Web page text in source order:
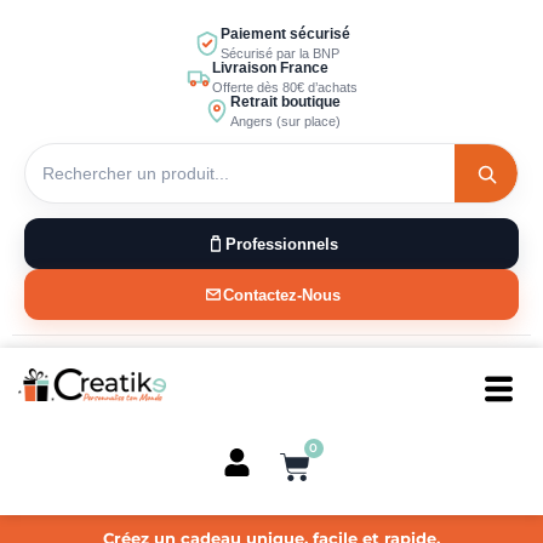
Paiement sécurisé
Sécurisé par la BNP
Livraison France
Offerte dès 80€ d’achats
Retrait boutique
Angers (sur place)
Professionnels
Contactez-Nous
0
Panier
Créez un cadeau unique, facile et rapide.